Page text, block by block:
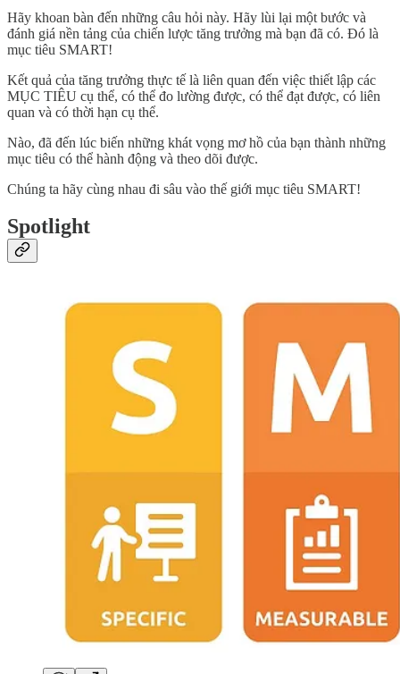
Hãy khoan bàn đến những câu hỏi này. Hãy lùi lại một bước và
đánh giá nền tảng của chiến lược tăng trưởng mà bạn đã có. Đó là
mục tiêu SMART!
Kết quả của tăng trưởng thực tế là liên quan đến việc thiết lập các
MỤC TIÊU cụ thể, có thể đo lường được, có thể đạt được, có liên
quan và có thời hạn cụ thể.
Nào, đã đến lúc biến những khát vọng mơ hồ của bạn thành những
mục tiêu có thể hành động và theo dõi được.
Chúng ta hãy cùng nhau đi sâu vào thế giới mục tiêu SMART!
Spotlight